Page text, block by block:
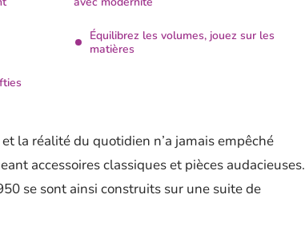
Équilibrez les volumes, jouez sur les
matières
la réalité du quotidien n’a jamais empêché
accessoires classiques et pièces audacieuses.
se sont ainsi construits sur une suite de